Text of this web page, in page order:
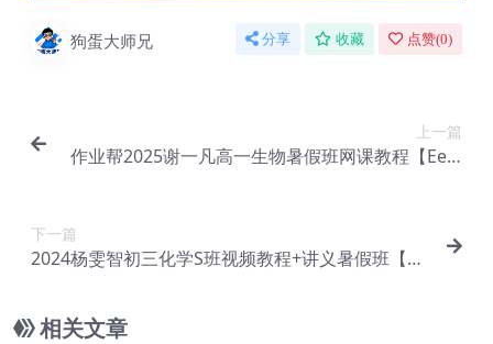
狗蛋大师兄 分享 收藏 点赞(0)
上一篇
作业帮2025谢一凡高一生物暑假班网课教程【Ee-0
下一篇
2024杨雯智初三化学S班视频教程+讲义暑假班【D
相关文章